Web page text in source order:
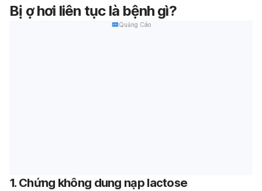
Bị ợ hơi liên tục là bệnh gì?
Quảng Cáo
1. Chứng không dung nạp lactose